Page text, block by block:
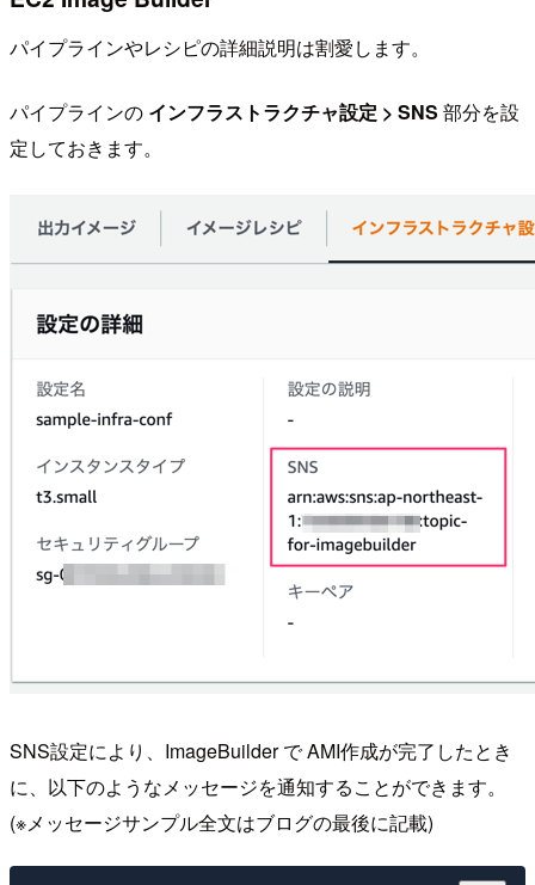
パイプラインやレシピの詳細説明は割愛します。
パイプラインの インフラストラクチャ設定 > SNS 部分を設
定しておきます。
SNS設定により、ImageBuilder で AMI作成が完了したとき
に、以下のようなメッセージを通知することができます。
(※メッセージサンプル全文はブログの最後に記載)